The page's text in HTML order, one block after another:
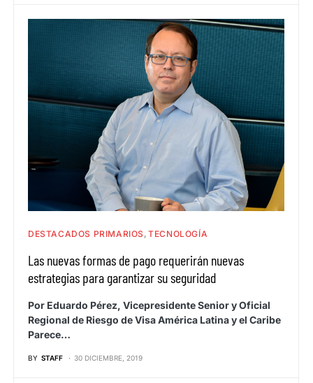
DESTACADOS PRIMARIOS TECNOLOGÍA
Las nuevas formas de pago requerirán nuevas
estrategias para garantizar su seguridad
Por Eduardo Pérez, Vicepresidente Senior y Oficial
Regional de Riesgo de Visa América Latina y el Caribe
Parece…
BY STAFF 30 DICIEMBRE, 2019